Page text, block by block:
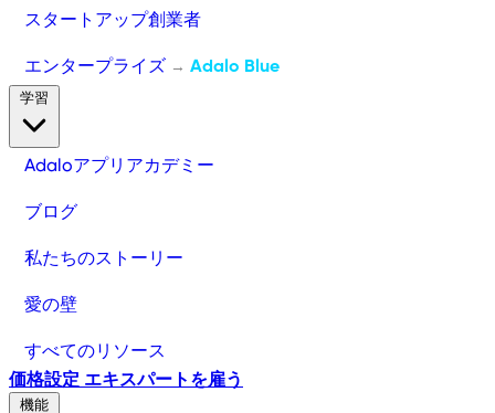
スタートアップ創業者
エンタープライズ → Adalo Blue
Adaloアプリアカデミー
ブログ
私たちのストーリー
愛の壁
すべてのリソース
価格設定 エキスパートを雇う